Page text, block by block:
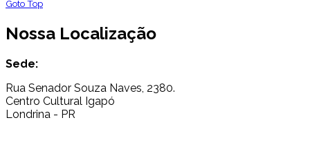
Goto Top
Nossa Localização
Sede:
Rua Senador Souza Naves, 2380.
Centro Cultural Igapó
Londrina - PR